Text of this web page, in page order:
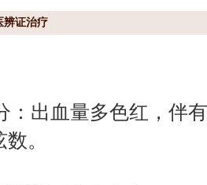
辨证治疗
出血量多色红，伴有
。